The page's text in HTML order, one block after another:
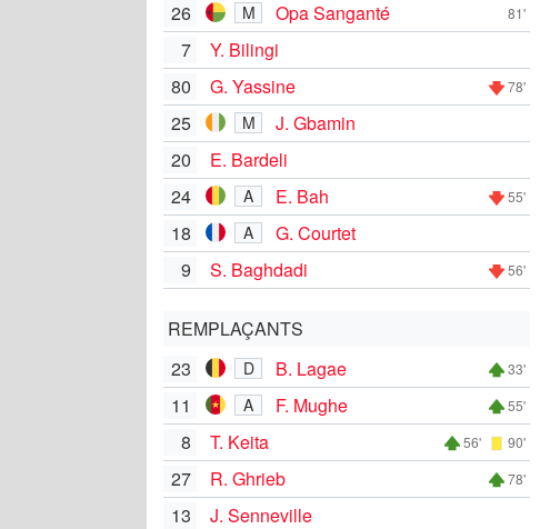
26 M Opa Sanganté 81'
7
Y. Bilingi
80
G. Yassine 78'
25 M
J. Gbamin
20
E. Bardeli
24
A E. Bah 55'
18 A
G. Courtet
9
S. Baghdadi 56'
REMPLAÇANTS
23
D B. Lagae 33'
11 A F. Mughe 55'
8 T. Keita 56' 90'
27 R. Ghrieb 78'
13
J. Senneville